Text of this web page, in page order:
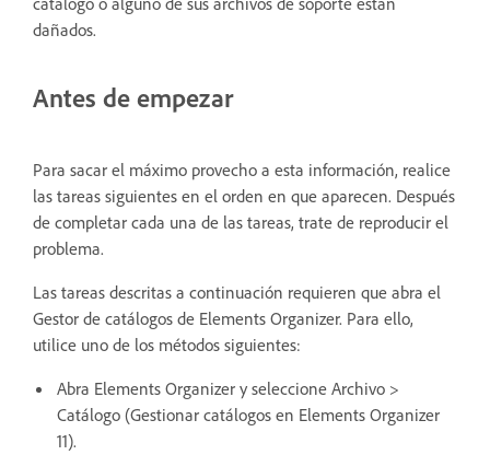
dañados.
Antes de empezar
Para sacar el máximo provecho a esta información, realice
las tareas siguientes en el orden en que aparecen. Después
de completar cada una de las tareas, trate de reproducir el
problema.
Las tareas descritas a continuación requieren que abra el
Gestor de catálogos de Elements Organizer. Para ello,
utilice uno de los métodos siguientes:
Abra Elements Organizer y seleccione Archivo >
Catálogo (Gestionar catálogos en Elements Organizer
11).